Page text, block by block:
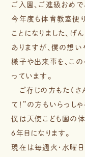
ご入園、ご進級おめで
今年度も体育教室便
ことになりました、げ
ありますが、僕の想い
様子や出来事を、こ
っています。
ご存じの方もたくさ
て！”の方もいらっし
僕は天使こども園の体
６年目になります。
現在は毎週火・水曜